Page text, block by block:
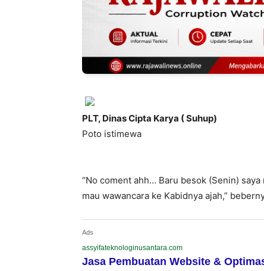
PLT, Dinas Cipta Karya ( Suhup)
Poto istimewa
“No coment ahh… Baru besok (Senin)
mau wawancara ke Kabidnya ajah,”
Ads
assyifateknologinusantara.com
Jasa Pembuatan Website &